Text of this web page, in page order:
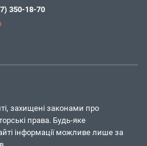
350-18-70
захищені законами про
права. Будь-яке
інформації можливе лише за